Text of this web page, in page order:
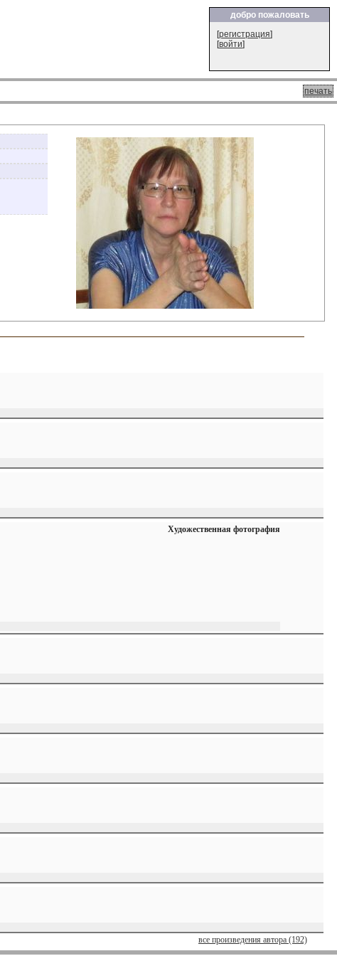
добро пожаловать
[регистрация]
[войти]
печать
Художественная фотография
все произведения автора (192)